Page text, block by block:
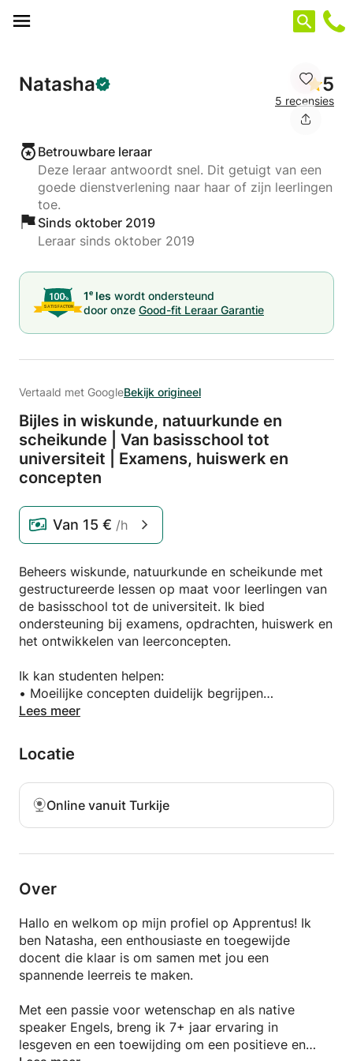
Natasha 5
5 recensies
Betrouwbare leraar
Deze leraar antwoordt snel. Dit getuigt van een
goede dienstverlening naar haar of zijn leerlingen
toe.
Sinds oktober 2019
Leraar sinds oktober 2019
1e les wordt ondersteund
door onze Good-fit Leraar Garantie
Vertaald met GoogleBekijk origineel
Bijles in wiskunde, natuurkunde en
scheikunde | Van basisschool tot
universiteit | Examens, huiswerk en
concepten
Van 15 € /h
Beheers wiskunde, natuurkunde en scheikunde met
gestructureerde lessen op maat voor leerlingen van
de basisschool tot de universiteit. Ik bied
ondersteuning bij examens, opdrachten, huiswerk en
het ontwikkelen van leerconcepten.
Ik kan studenten helpen:
• Moeilijke concepten duidelijk begrijpen
• Bereid je voor op school- en universiteitsexamens
• Verbeter je probleemoplossende vaardigheden
• Leg een sterke basis in wetenschap en wiskunde
• Bereid je voor op toelatingsexamens en andere
competitieve examens
Basisschool en middelbare school
• Rekenen en probleemoplossing
• Inleiding tot de algebra
• Leren op basis van nieuwsgierigheid
Middelbare school en universiteit
Wiskunde
• Algebra en meetkunde
• Trigonometrie
• Calculus en afgeleiden
Lees meer
Locatie
Online vanuit Turkije
Over
Hallo en welkom op mijn profiel op Apprentus! Ik
ben Natasha, een enthousiaste en toegewijde
docent die klaar is om samen met jou een
spannende leerreis te maken.
Met een passie voor wetenschap en als native
speaker Engels, breng ik 7+ jaar ervaring in
lesgeven en een toewijding om een positieve en